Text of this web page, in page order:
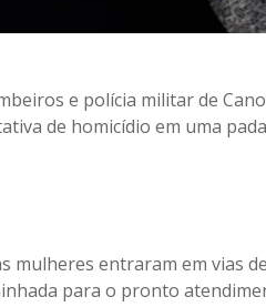
e polícia militar de
de homicídio em uma
mulheres entraram em vias
para o pronto